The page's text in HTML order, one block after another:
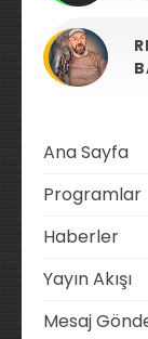
Ana Sayfa
Programlar
Haberler
Yayın Akışı
Mesaj